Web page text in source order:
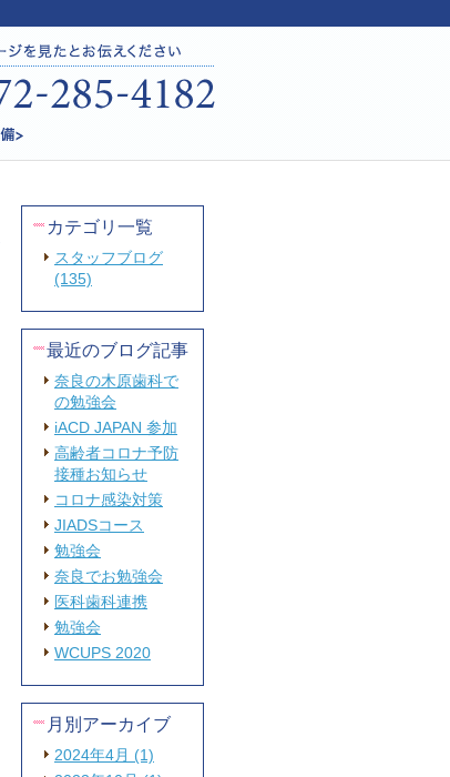
カテゴリ一覧
スタッフブログ
(135)
最近のブログ記事
奈良の木原歯科で
の勉強会
iACD JAPAN 参加
高齢者コロナ予防
接種お知らせ
コロナ感染対策
JIADSコース
勉強会
奈良でお勉強会
医科歯科連携
勉強会
WCUPS 2020
月別アーカイブ
2024年4月 (1)